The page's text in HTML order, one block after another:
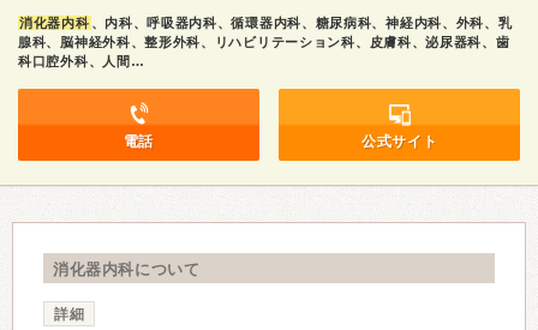
消化器内科 、内科、呼吸器内科、循環器内科、糖尿病科、神経内科、外科、乳
腺科、脳神経外科、整形外科、リハビリテーション科、皮膚科、泌尿器科、歯
科口腔外科、人間…
電話 公式サイト
消化器内科について
詳細